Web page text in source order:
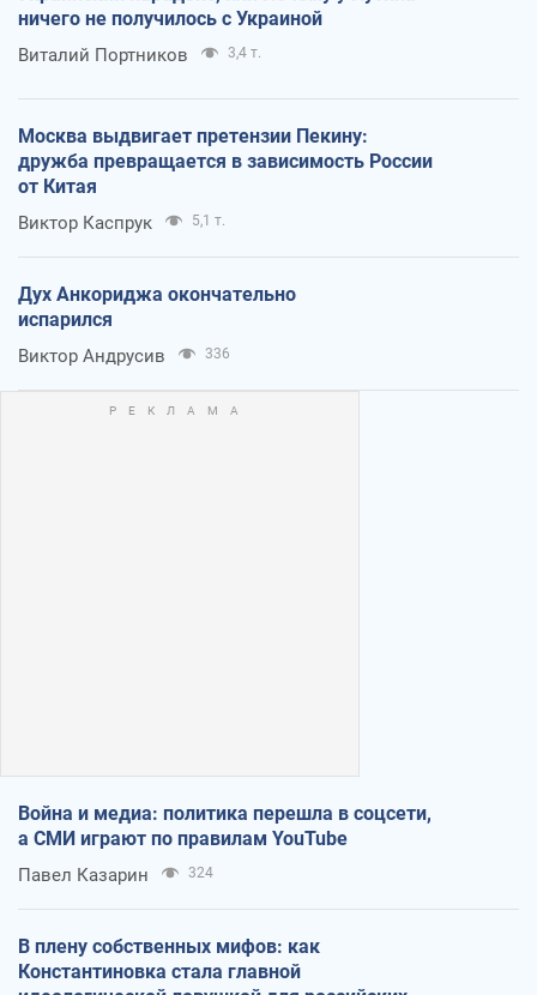
ничего не получилось с Украиной
Виталий Портников 3,4 т.
Москва выдвигает претензии Пекину:
дружба превращается в зависимость России
от Китая
Виктор Каспрук 5,1 т.
Дух Анкориджа окончательно
испарился
Виктор Андрусив 336
Война и медиа: политика перешла в соцсети,
а СМИ играют по правилам YouTube
Павел Казарин 324
В плену собственных мифов: как
Константиновка стала главной